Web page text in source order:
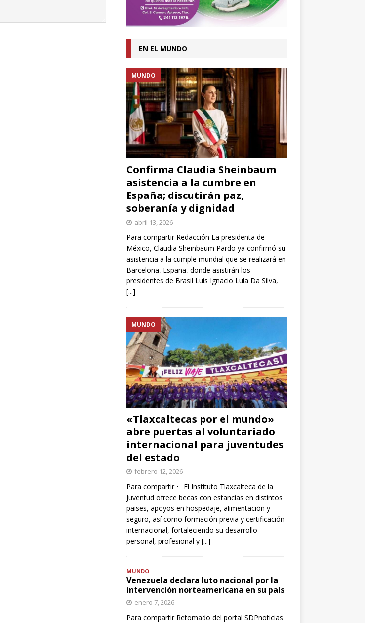
EN EL MUNDO
Confirma Claudia Sheinbaum
asistencia a la cumbre en
España; discutirán paz,
soberanía y dignidad
MUNDO
abril 13, 2026
Para compartir Redacción La presidenta de
México, Claudia Sheinbaum Pardo ya confirmó su
asistencia a la cumple mundial que se realizará en
Barcelona, España, donde asistirán los
presidentes de Brasil Luis Ignacio Lula Da Silva,
[...]
«Tlaxcaltecas por el mundo»
abre puertas al voluntariado
internacional para juventudes
del estado
MUNDO
febrero 12, 2026
Para compartir • _El Instituto Tlaxcalteca de la
Juventud ofrece becas con estancias en distintos
países, apoyos en hospedaje, alimentación y
seguro, así como formación previa y certificación
internacional, fortaleciendo su desarrollo
personal, profesional y [...]
MUNDO
Venezuela declara luto nacional por la
intervención norteamericana en su país
enero 7, 2026
Para compartir Retomado del portal SDPnoticias